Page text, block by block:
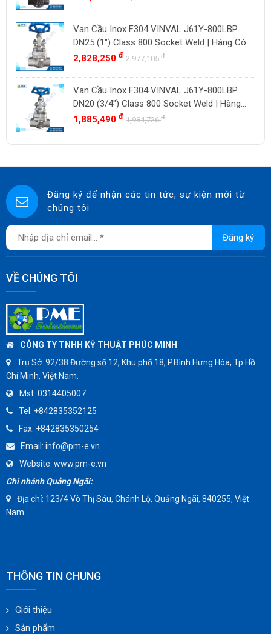
Van Cầu Inox F304 VINVAL J61Y-800LBP
DN25 (1") Class 800 Socket Weld | Hàng Có
Sẵn
2,828,250 đ 2,977,105đ
Van Cầu Inox F304 VINVAL J61Y-800LBP
DN20 (3/4") Class 800 Socket Weld | Hàng
Có Sẵn
1,885,490 đ 1,984,726đ
Đăng ký để nhận các tin tức, sự kiện mới từ
chúng tôi
Đăng ký
VỀ CHÚNG TÔI
CÔNG TY TNHH KỸ THUẬT PHÚC MINH
Trụ Sở: 92/38 Đường số 12, Khu phố 18, P.Bình Hưng Hòa, Tp.Hồ
Chí Minh, Việt Nam.
Mst: 0314405007
Tel: +842835352125
Fax: +842835350254
Email: info@pm-e.vn
Website: www.pm-e.vn
Chi nhánh Quảng Ngãi:
Địa chỉ: 123/4 Võ Thị Sáu, Chánh Lộ, Quảng Ngãi, 840255, Việt
Nam
THÔNG TIN CHUNG
Giới thiệu
Sản phẩm